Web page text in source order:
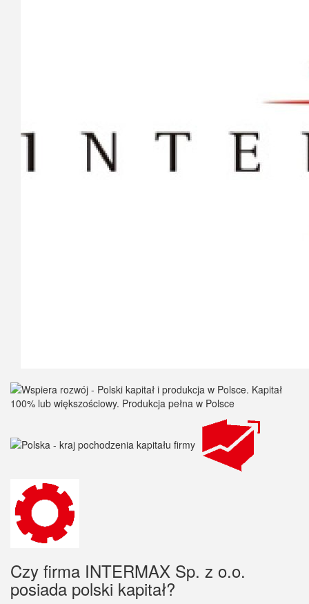
Czy firma INTERMAX Sp. z o.o.
posiada polski kapitał?